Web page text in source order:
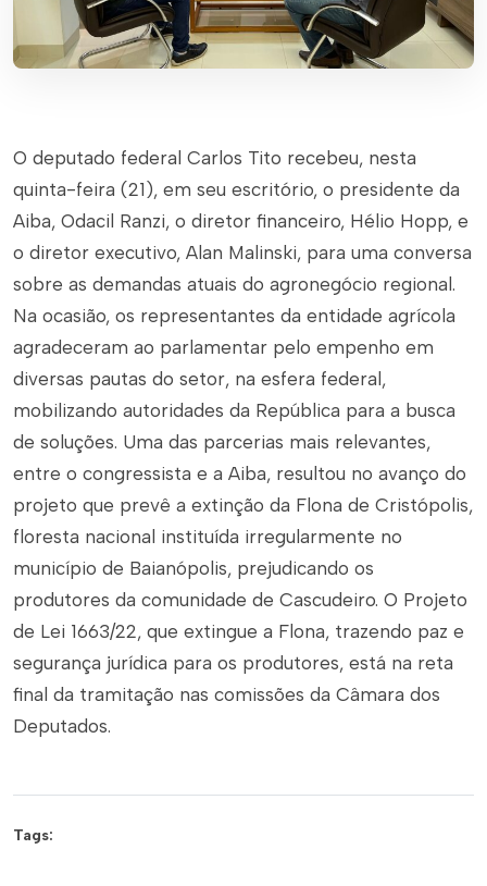
O deputado federal Carlos Tito recebeu, nesta
quinta-feira (21), em seu escritório, o presidente da
Aiba, Odacil Ranzi, o diretor financeiro, Hélio Hopp, e
o diretor executivo, Alan Malinski, para uma conversa
sobre as demandas atuais do agronegócio regional.
Na ocasião, os representantes da entidade agrícola
agradeceram ao parlamentar pelo empenho em
diversas pautas do setor, na esfera federal,
mobilizando autoridades da República para a busca
de soluções. Uma das parcerias mais relevantes,
entre o congressista e a Aiba, resultou no avanço do
projeto que prevê a extinção da Flona de Cristópolis,
floresta nacional instituída irregularmente no
município de Baianópolis, prejudicando os
produtores da comunidade de Cascudeiro. O Projeto
de Lei 1663/22, que extingue a Flona, trazendo paz e
segurança jurídica para os produtores, está na reta
final da tramitação nas comissões da Câmara dos
Deputados.
Tags: